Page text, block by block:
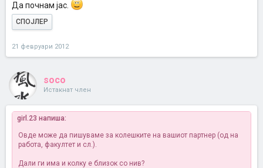
Да почнам јас.
СПОЈЛЕР
21 февруари 2012
soco
Истакнат член
girl.23 напиша:
Овде може да пишуваме за колешките на вашиот партнер (од на
работа, факултет и сл.).
Дали ги има и колку е близок со нив?